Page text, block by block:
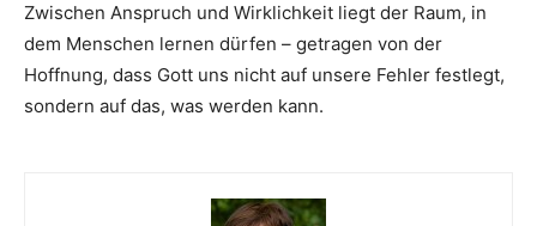
Zwischen Anspruch und Wirklichkeit liegt der Raum, in
dem Menschen lernen dürfen – getragen von der
Hoffnung, dass Gott uns nicht auf unsere Fehler festlegt,
sondern auf das, was werden kann.